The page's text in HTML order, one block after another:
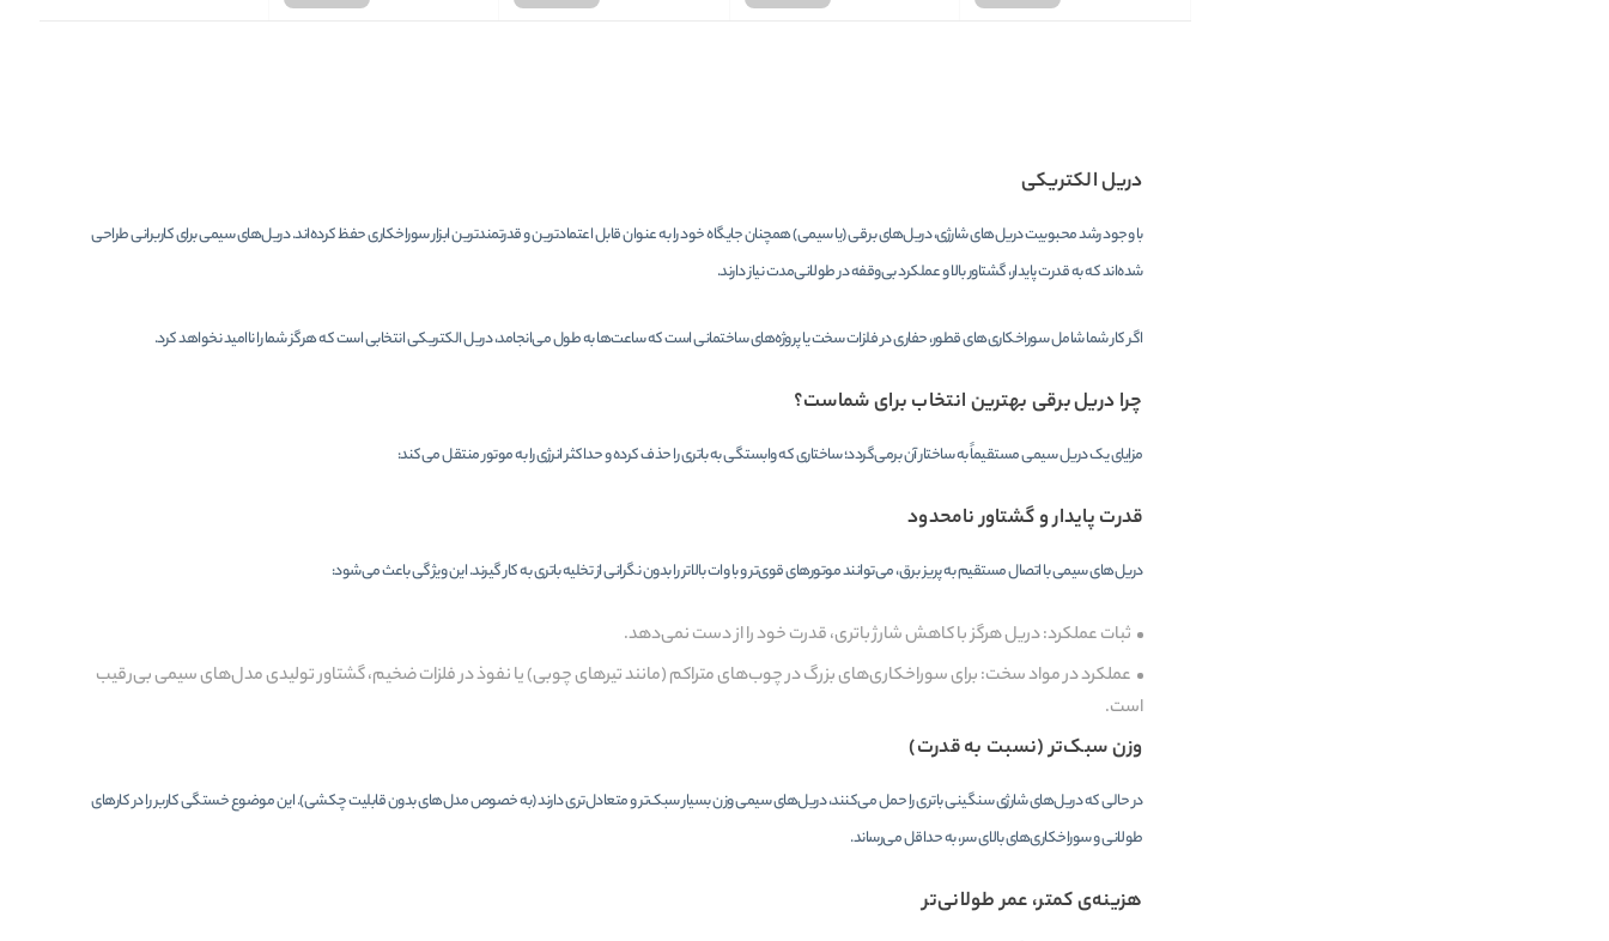
دریل الکتریکی
با وجود رشد محبوبیت دریل‌های شارژی، دریل‌های برقی (یا سیمی) همچنان جایگاه خود را به عنوان قابل اعتمادترین و قدرتمندترین ابزار سوراخکاری حفظ کرده‌اند. دریل‌های سیمی برای کاربرانی طراحی
شده‌اند که به قدرت پایدار، گشتاور بالا و عملکرد بی‌وقفه در طولانی‌مدت نیاز دارند.
اگر کار شما شامل سوراخکاری‌های قطور، حفاری در فلزات سخت یا پروژه‌های ساختمانی است که ساعت‌ها به طول می‌انجامد، دریل الکتریکی انتخابی است که هرگز شما را ناامید نخواهد کرد.
چرا دریل برقی بهترین انتخاب برای شماست؟
مزایای یک دریل سیمی مستقیماً به ساختار آن برمی‌گردد؛ ساختاری که وابستگی به باتری را حذف کرده و حداکثر انرژی را به موتور منتقل می‌کند:
قدرت پایدار و گشتاور نامحدود
دریل‌های سیمی با اتصال مستقیم به پریز برق، می‌توانند موتورهای قوی‌تر و با وات بالاتر را بدون نگرانی از تخلیه باتری به کار گیرند. این ویژگی باعث می‌شود:
ثبات عملکرد: دریل هرگز با کاهش شارژ باتری، قدرت خود را از دست نمی‌دهد.
عملکرد در مواد سخت: برای سوراخکاری‌های بزرگ در چوب‌های متراکم (مانند تیرهای چوبی) یا نفوذ در فلزات ضخیم، گشتاور تولیدی مدل‌های سیمی بی‌رقیب
است.
وزن سبک‌تر (نسبت به قدرت)
در حالی که دریل‌های شارژی سنگینی باتری را حمل می‌کنند، دریل‌های سیمی وزن بسیار سبک‌تر و متعادل‌تری دارند (به خصوص مدل‌های بدون قابلیت چکشی). این موضوع خستگی کاربر را در کارهای
طولانی و سوراخکاری‌های بالای سر، به حداقل می‌رساند.
هزینه‌ی کمتر، عمر طولانی‌تر